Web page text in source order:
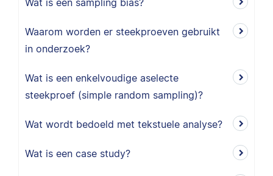
Wat is een sampling bias?
Waarom worden er steekproeven gebruikt
in onderzoek?
Wat is een enkelvoudige aselecte
steekproef (simple random sampling)?
Wat wordt bedoeld met tekstuele analyse?
Wat is een case study?